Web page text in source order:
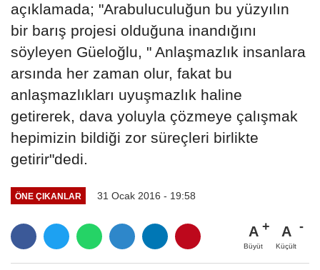
açıklamada; "Arabuluculuğun bu yüzyılın
bir barış projesi olduğuna inandığını
söyleyen Güeloğlu, " Anlaşmazlık insanlara
arsında her zaman olur, fakat bu
anlaşmazlıkları uyuşmazlık haline
getirerek, dava yoluyla çözmeye çalışmak
hepimizin bildiği zor süreçleri birlikte
getirir"dedi.
ÖNE ÇIKANLAR 31 Ocak 2016 - 19:58
A
Büyüt
A
Küçült